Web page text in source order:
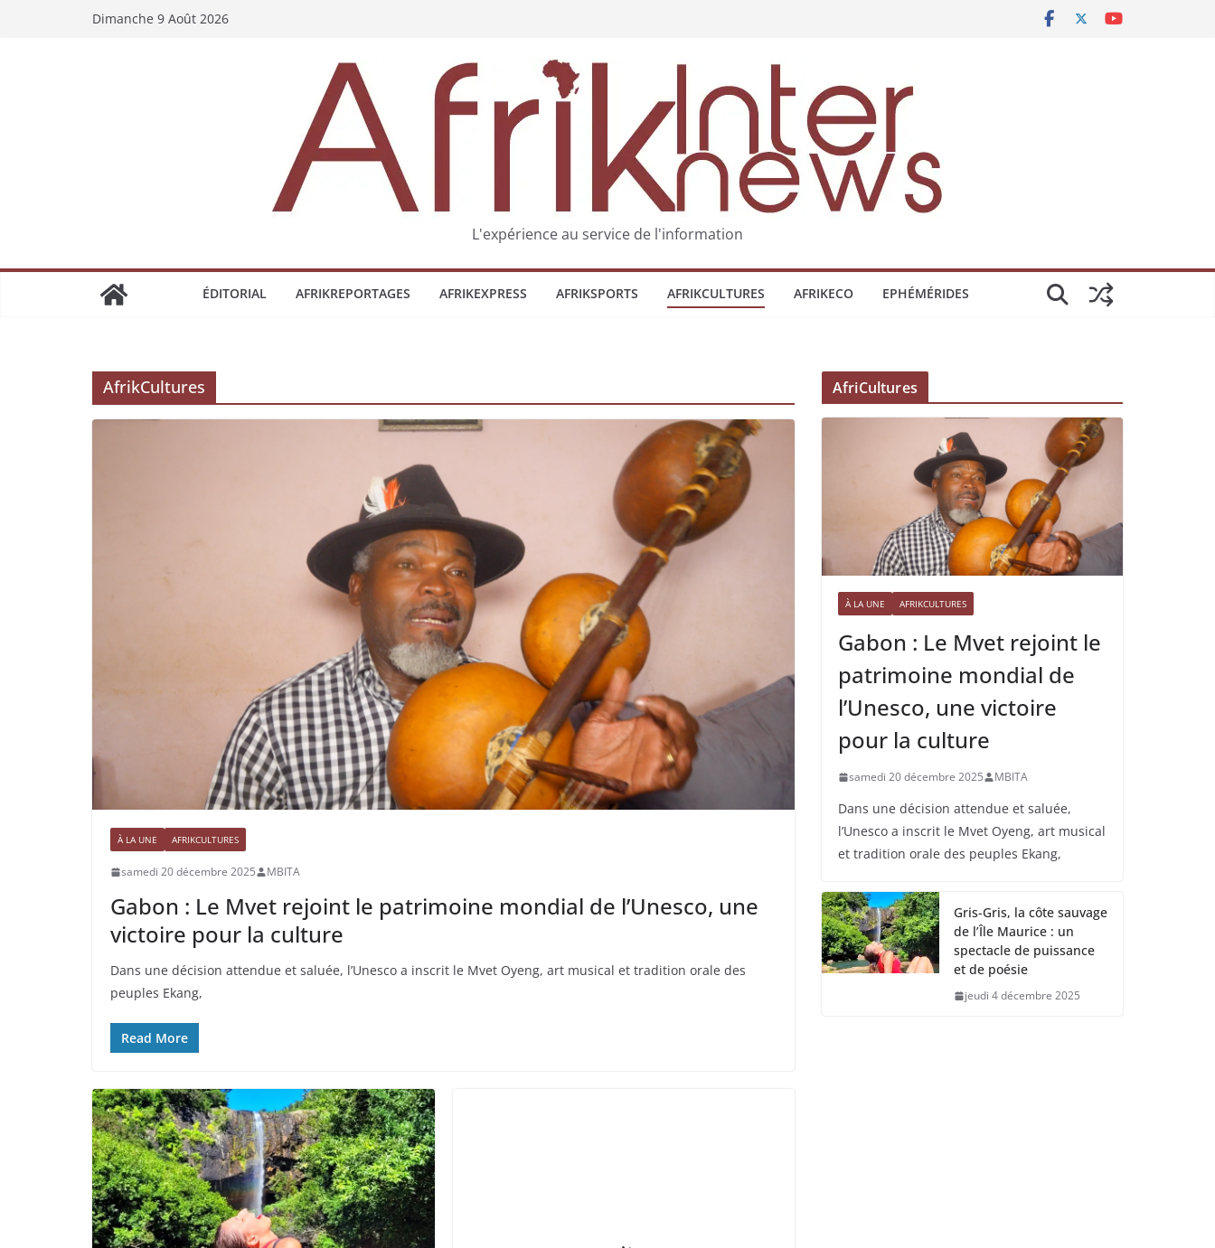
Dimanche 9 Août 2026
L'expérience au service de l'information
ÉDITORIAL AFRIKREPORTAGES AFRIKEXPRESS AFRIKSPORTS AFRIKCULTURES AFRIKECO EPHÉMÉRIDES
AfrikCultures
À LA UNE AFRIKCULTURES
samedi 20 décembre 2025 MBITA
Gabon : Le Mvet rejoint le patrimoine mondial de l’Unesco, une
victoire pour la culture
Dans une décision attendue et saluée, l’Unesco a inscrit le Mvet Oyeng, art musical et tradition orale des
peuples Ekang,
Read More
AfriCultures
À LA UNE AFRIKCULTURES
Gabon : Le Mvet rejoint le
patrimoine mondial de
l’Unesco, une victoire
pour la culture
samedi 20 décembre 2025 MBITA
Dans une décision attendue et saluée,
l’Unesco a inscrit le Mvet Oyeng, art musical
et tradition orale des peuples Ekang,
Gris-Gris, la côte sauvage
de l’Île Maurice : un
spectacle de puissance
et de poésie
jeudi 4 décembre 2025